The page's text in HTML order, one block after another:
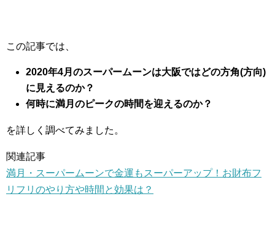
この記事では、
2020年4月のスーパームーンは大阪ではどの方角(方向)
に見えるのか？
何時に満月のピークの時間を迎えるのか？
を詳しく調べてみました。
関連記事
満月・スーパームーンで金運もスーパーアップ！お財布フ
リフリのやり方や時間と効果は？